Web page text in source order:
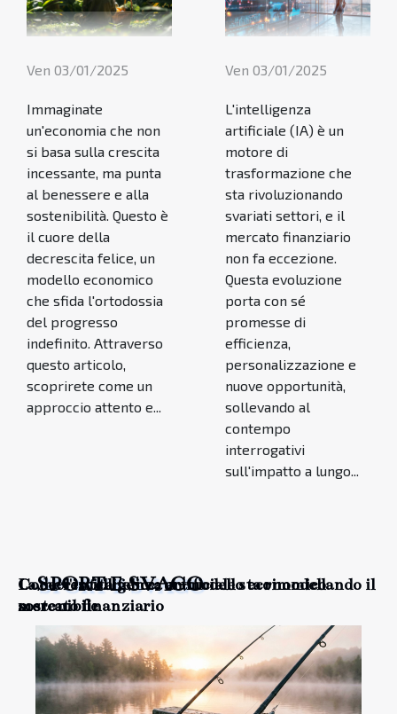
La decrescita felice: un modello economico
sostenibile
Ven 03/01/2025
Immaginate
un'economia che non
si basa sulla crescita
incessante, ma punta
al benessere e alla
sostenibilità. Questo è
il cuore della
decrescita felice, un
modello economico
che sfida l'ortodossia
del progresso
indefinito. Attraverso
questo articolo,
scoprirete come un
approccio attento e...
Come l'intelligenza artificiale sta rimodellando il
mercato finanziario
Ven 03/01/2025
L'intelligenza
artificiale (IA) è un
motore di
trasformazione che
sta rivoluzionando
svariati settori, e il
mercato finanziario
non fa eccezione.
Questa evoluzione
porta con sé
promesse di
efficienza,
personalizzazione e
nuove opportunità,
sollevando al
contempo
interrogativi
sull'impatto a lungo...
SPORT E SVAGO